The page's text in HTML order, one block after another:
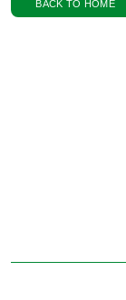
BACK TO HOME